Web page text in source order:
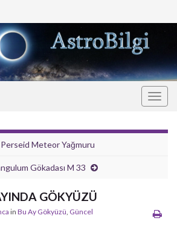
Perseid Meteor Yağmuru
Gökadası M 33
GÖKYÜZÜ
in Bu Ay Gökyüzü Güncel